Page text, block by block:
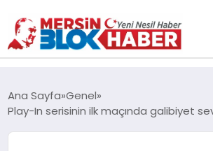
SAĞLIK
Ana Sayfa Genel
Play-In serisinin ilk maçında galibiyet